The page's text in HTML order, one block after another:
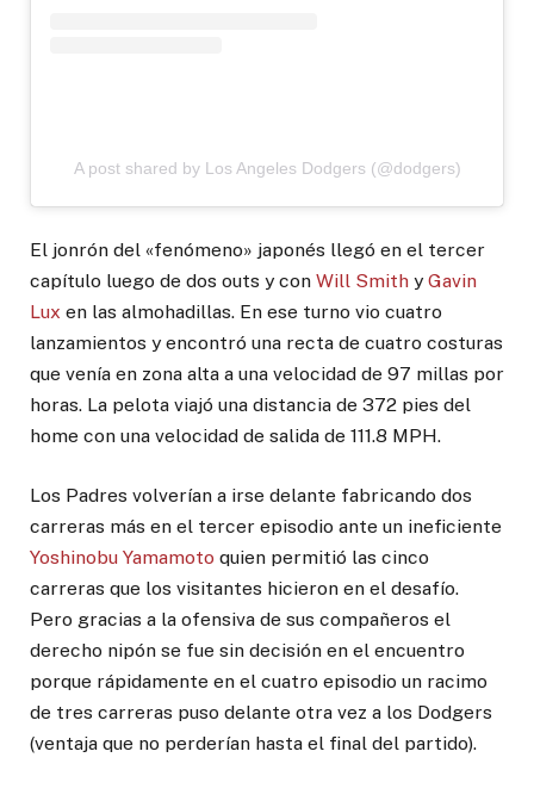
A post shared by Los Angeles Dodgers (@dodgers)
El jonrón del «fenómeno» japonés llegó en el tercer
capítulo luego de dos outs y con Will Smith y Gavin
Lux en las almohadillas. En ese turno vio cuatro
lanzamientos y encontró una recta de cuatro costuras
que venía en zona alta a una velocidad de 97 millas por
horas. La pelota viajó una distancia de 372 pies del
home con una velocidad de salida de 111.8 MPH.
Los Padres volverían a irse delante fabricando dos
carreras más en el tercer episodio ante un ineficiente
Yoshinobu Yamamoto quien permitió las cinco
carreras que los visitantes hicieron en el desafío.
Pero gracias a la ofensiva de sus compañeros el
derecho nipón se fue sin decisión en el encuentro
porque rápidamente en el cuatro episodio un racimo
de tres carreras puso delante otra vez a los Dodgers
(ventaja que no perderían hasta el final del partido).